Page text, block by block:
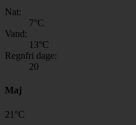
Nat:
7°C
Vand:
13°C
Regnfri dage:
20
Maj
21 °C